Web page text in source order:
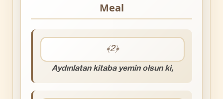
Meal
﴾2﴿
Aydınlatan kitaba yemin olsun ki,